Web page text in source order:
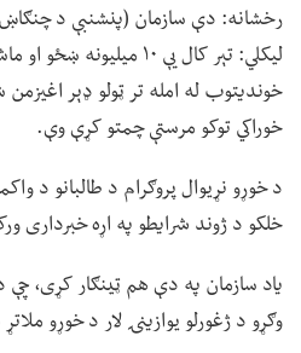
لیکلي: تېر کال یې ۱۰
خوندیتوب له امله تر ټولو ډېر
خوراکي توکو مرستې چمتو کړې وې.
د خوړو نړیوال پروګرام د طالبانو د
خلکو د ژوند شرایطو په اړه خبرداری
یاد سازمان په دې هم ټینګار کړی،
وګړو د ژغورلو یوازینۍ لار د خوړو